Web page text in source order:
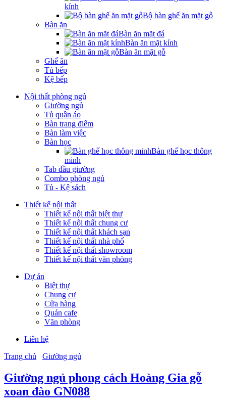
kính
Bộ bàn ghế ăn mặt gỗ
Bàn ăn
Bàn ăn mặt đá
Bàn ăn mặt kính
Bàn ăn mặt gỗ
Ghế ăn
Tủ bếp
Kệ bếp
Nội thất phòng ngủ
Giường ngủ
Tủ quần áo
Bàn trang điểm
Bàn làm việc
Bàn học
Bàn ghế học thông
minh
Tab đầu giường
Combo phòng ngủ
Tủ - Kệ sách
Thiết kế nội thất
Thiết kế nội thất biệt thự
Thiết kế nội thất chung cư
Thiết kế nội thất khách sạn
Thiết kế nội thất nhà phố
Thiết kế nội thất showroom
Thiết kế nội thất văn phòng
Dự án
Biệt thự
Chung cư
Cửa hàng
Quán cafe
Văn phòng
Liên hệ
Trang chủ
Giường ngủ
Giường ngủ phong cách Hoàng Gia gỗ
xoan đào GN088